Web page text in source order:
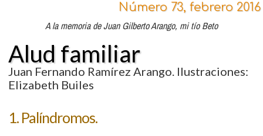
Número 73, febrero 2016
A la memoria de Juan Gilberto Arango, mi tío Beto
Alud familiar
Juan Fernando Ramírez Arango. Ilustraciones:
Elizabeth Builes
1. Palíndromos.